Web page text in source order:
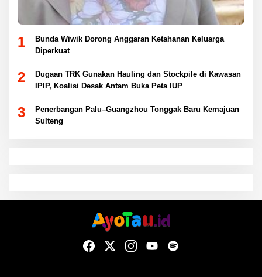
1
Bunda Wiwik Dorong Anggaran Ketahanan Keluarga
Diperkuat
2
Dugaan TRK Gunakan Hauling dan Stockpile di Kawasan
IPIP, Koalisi Desak Antam Buka Peta IUP
3
Penerbangan Palu–Guangzhou Tonggak Baru Kemajuan
Sulteng